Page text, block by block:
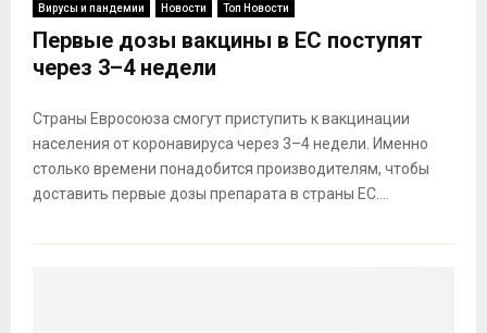
Вирусы и пандемии Новости Топ Новости
Первые дозы вакцины в ЕС поступят
через 3–4 недели
Страны Евросоюза смогут приступить к вакцинации
населения от коронавируса через 3–4 недели. Именно
столько времени понадобится производителям, чтобы
доставить первые дозы препарата в страны ЕС....